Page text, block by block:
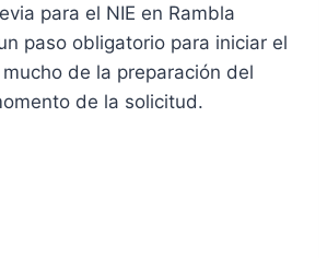
para el NIE en Rambla
paso obligatorio para iniciar el
de la preparación del
de la solicitud.